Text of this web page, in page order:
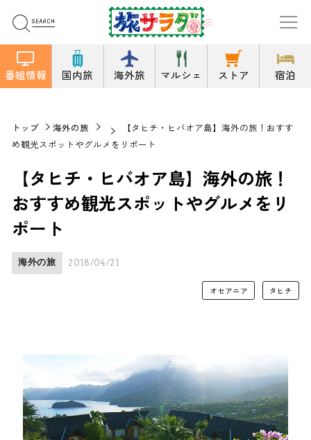
番組情報 国内旅 海外旅 マルシェ ストア 宿泊
トップ 海外の旅
【タヒチ・ヒバオア島】海外の旅！おすす
め観光スポットやグルメをリポート
【タヒチ・ヒバオア島】海外の旅！
おすすめ観光スポットやグルメをリ
ポート
海外の旅 2018/04/21
オセアニア タヒチ